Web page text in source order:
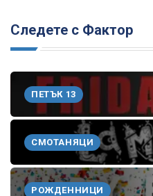
Следете с Фактор
ПЕТЪК 13
СМОТАНЯЦИ
РОЖДЕННИЦИ